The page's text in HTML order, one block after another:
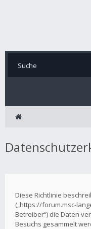
Diese Richtlinie
(„https://forum.msc-
Betreiber“) die Daten
Besuchs gesammelt